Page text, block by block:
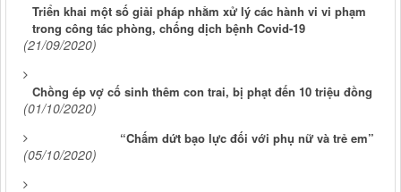
Triển khai một số giải pháp nhằm xử lý các hành vi vi phạm
trong công tác phòng, chống dịch bệnh Covid-19
(21/09/2020)
Chồng ép vợ cố sinh thêm con trai, bị phạt đến 10 triệu đồng
(01/10/2020)
“Chấm dứt bạo lực đối với phụ nữ và trẻ em”
(05/10/2020)